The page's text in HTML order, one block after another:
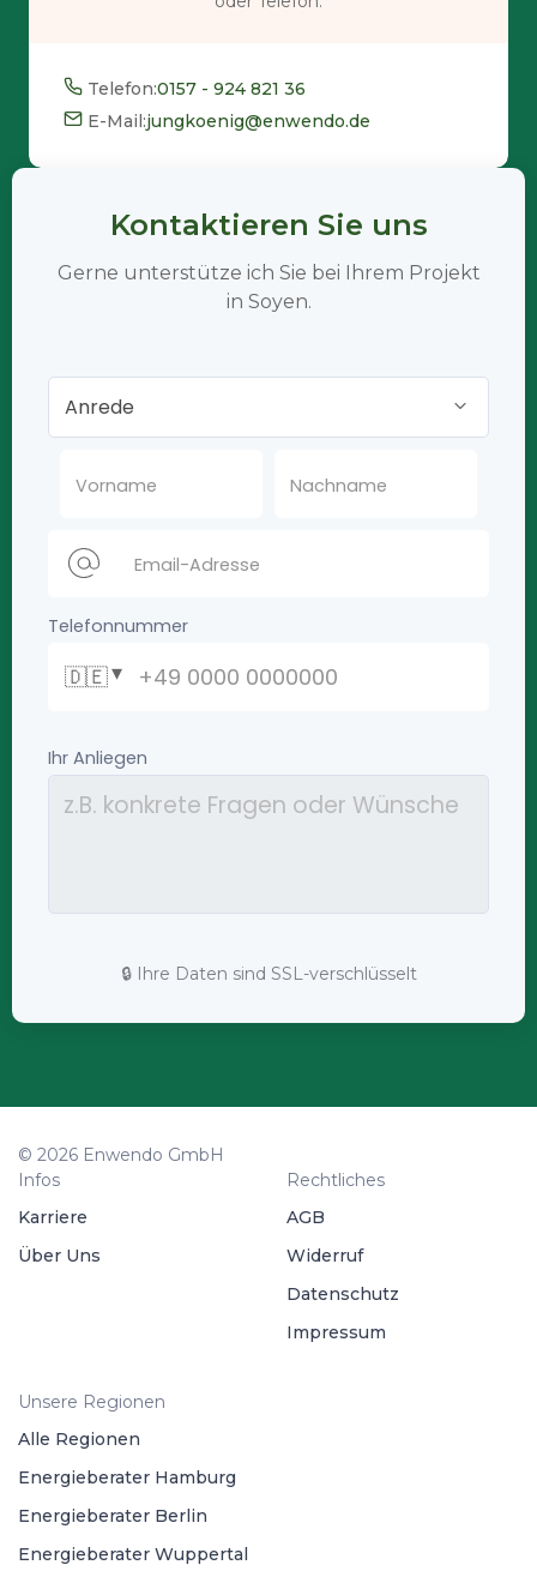
Telefon:0157 - 924 821 36
E-Mail:jungkoenig@enwendo.de
Kontaktieren Sie uns
Gerne unterstütze ich Sie bei Ihrem Projekt
in Soyen.
🔒 Ihre Daten sind SSL-verschlüsselt
© 2026 Enwendo GmbH
Infos
Karriere
Über Uns
Rechtliches
AGB
Widerruf
Datenschutz
Impressum
Unsere Regionen
Alle Regionen
Energieberater Hamburg
Energieberater Berlin
Energieberater Wuppertal